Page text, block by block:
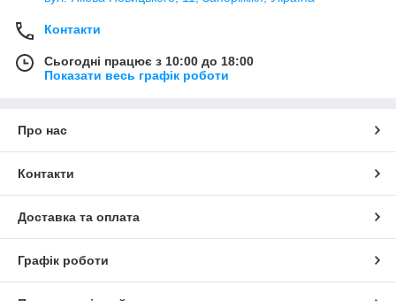
Контакти
Сьогодні працює з 10:00 до 18:00
Показати весь графік роботи
Про нас
Контакти
Доставка та оплата
Графік роботи